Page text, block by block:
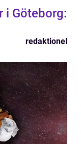
i Göteborg:
redaktionel